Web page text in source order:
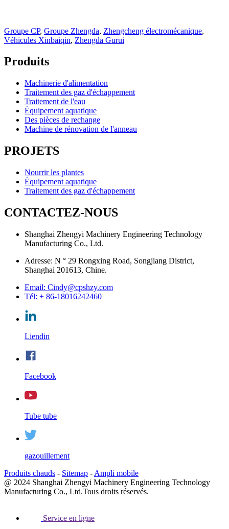
Groupe CP, Groupe Zhengda, Zhengcheng électromécanique,
Véhicules Xinbaiqin, Zhengda Gurui
Produits
Machinerie d'alimentation
Traitement des gaz d'échappement
Traitement de l'eau
Équipement aquatique
Des pièces de rechange
Machine de rénovation de l'anneau
PROJETS
Nourrir les plantes
Équipement aquatique
Traitement des gaz d'échappement
CONTACTEZ-NOUS
Shanghai Zhengyi Machinery Engineering Technology
Manufacturing Co., Ltd.
Adresse: N ° 29 Rongxing Road, Songjiang District,
Shanghai 201613, Chine.
Email: Cindy@cpshzy.com
Tél: + 86-18016242460
Liendin
Facebook
Tube tube
gazouillement
Produits chauds - Sitemap - Ampli mobile
@ 2024 Shanghai Zhengyi Machinery Engineering Technology
Manufacturing Co., Ltd.Tous droits réservés.
Service en ligne